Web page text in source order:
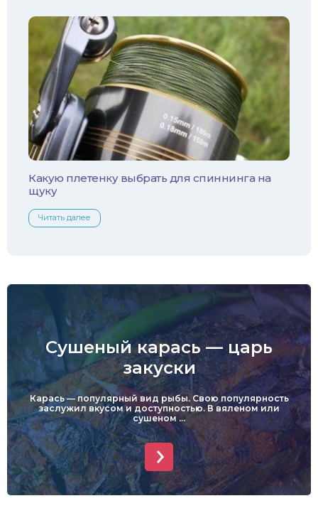
Чехонь
Какую плетенку выбрать для спиннинга на
щуку
Читать далее
Сушеный карась — царь
закуски
Карась — популярный вид рыбы. Свою популярность
заслужил вкусом и доступностью. В вяленом или
сушеном ...